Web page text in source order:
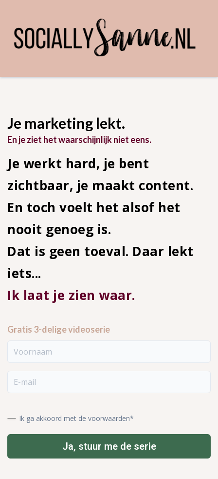
Je marketing lekt.
En je ziet het waarschijnlijk niet eens.
Je werkt hard, je bent
zichtbaar, je maakt content.
En toch voelt het alsof het
nooit genoeg is.
Dat is geen toeval. Daar lekt
iets...
Ik laat je zien waar.
Gratis 3-delige videoserie
Voornaam
E-mail
Ik ga akkoord met de voorwaarden*
Ja, stuur me de serie